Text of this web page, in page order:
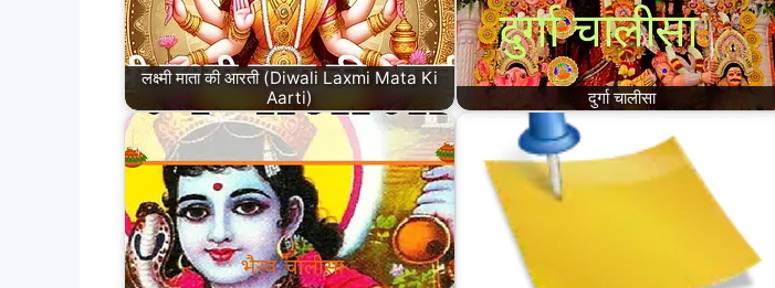
लक्ष्मी माता की आरती (Diwali Laxmi Mata Ki
Aarti)
‎दुर्गा चालीसा